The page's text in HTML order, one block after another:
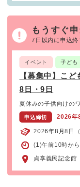
もうすぐ
7日以内に申込
イベント 子ども
【募集中】こ
8日・9日
夏休みの子供向けの
申込締切 2026年
2026年8月8日
(1)午前10時か
貞享義民記念館